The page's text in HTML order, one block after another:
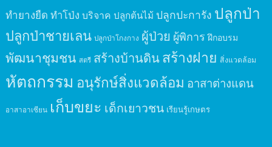
ทำยางยืด ทำโป่ง บริจาค ปลูกต้นไม้ ปลูกปะการัง ปลูกป่า
ปลูกป่าชายเลน ปลูกป่าโกงกาง ผู้ป่วย ผู้พิการ ฝึกอบรม
พัฒนาชุมชน สตรี สร้างบ้านดินสร้างฝาย สิ่งแวดล้อม
หัตถกรรม อนุรักษ์สิ่งแวดล้อม อาสาต่างแดน
อาสาอาเซียน เก็บขยะ เด็กเยาวชน เรียนรู้เกษตร